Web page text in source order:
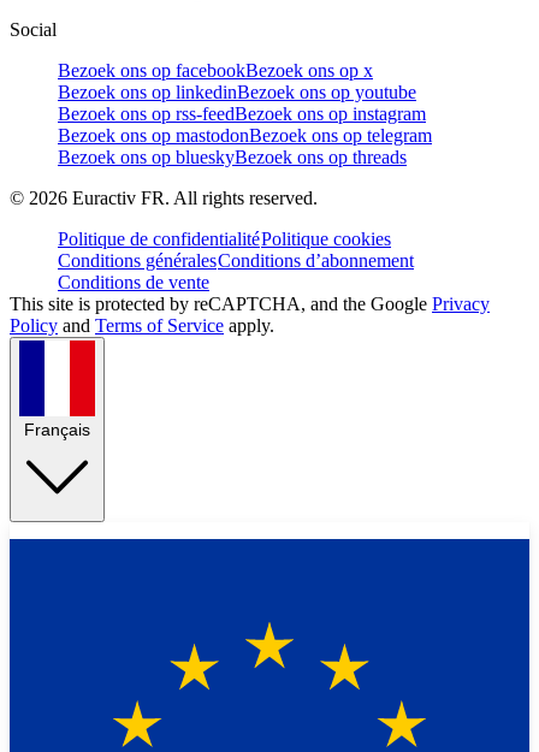
Social
Bezoek ons op facebookBezoek ons op x
Bezoek ons op linkedinBezoek ons op youtube
Bezoek ons op rss-feedBezoek ons op instagram
Bezoek ons op mastodonBezoek ons op telegram
Bezoek ons op blueskyBezoek ons op threads
© 2026 Euractiv FR. All rights reserved.
Politique de confidentialitéPolitique cookies
Conditions généralesConditions d’abonnement
Conditions de vente
This site is protected by reCAPTCHA, and the Google Privacy
Policy and Terms of Service apply.
Français